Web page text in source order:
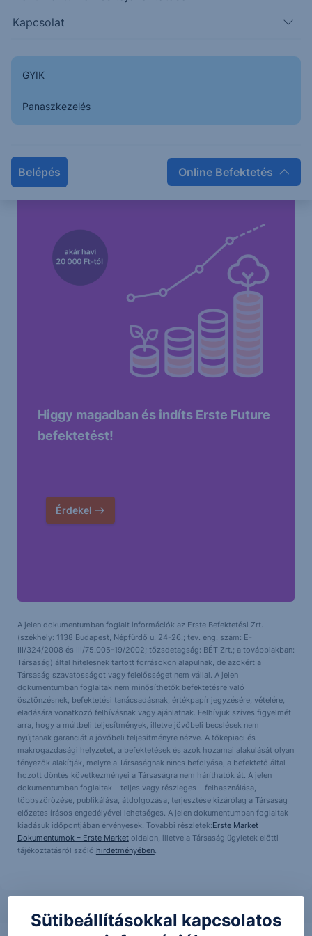
Kapcsolat
GYIK
Panaszkezelés
Belépés Online Befektetés
Higgy magadban és indíts Erste Future
befektetést!
Érdekel
A jelen dokumentumban foglalt információk az Erste Befektetési Zrt.
(székhely: 1138 Budapest, Népfürdő u. 24-26.; tev. eng. szám: E-
III/324/2008 és III/75.005-19/2002; tőzsdetagság: BÉT Zrt.; a továbbiakban:
Társaság) által hitelesnek tartott forrásokon alapulnak, de azokért a
Társaság szavatosságot vagy felelősséget nem vállal. A jelen
dokumentumban foglaltak nem minősíthetők befektetésre való
ösztönzésnek, befektetési tanácsadásnak, értékpapír jegyzésére, vételére,
eladására vonatkozó felhívásnak vagy ajánlatnak. Felhívjuk szíves figyelmét
arra, hogy a múltbeli teljesítmények, illetve jövőbeli becslések nem
nyújtanak garanciát a jövőbeli teljesítményre nézve. A tőkepiaci és
makrogazdasági helyzetet, a befektetések és azok hozamai alakulását olyan
tényezők alakítják, melyre a Társaságnak nincs befolyása, a befektető által
hozott döntés következményei a Társaságra nem háríthatók át. A jelen
dokumentumban foglaltak – teljes vagy részleges – felhasználása,
többszörözése, publikálása, átdolgozása, terjesztése kizárólag a Társaság
előzetes írásos engedélyével lehetséges. A jelen dokumentumban foglaltak
kiadásuk időpontjában érvényesek. További részletek:Erste Market
Dokumentumok – Erste Marketoldalon, illetve a Társaság ügyletek előtti
tájékoztatásról szóló hirdetményében.
Sütibeállításokkal kapcsolatos